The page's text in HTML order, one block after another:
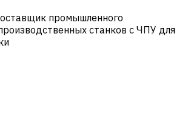
промышленного
станков с ЧПУ для